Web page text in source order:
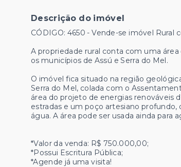
Descrição do imóvel
CÓDIGO: 4650 - Vende-se imóvel Rural
A propriedade rural conta com uma
os municípios de Assú e Serra do Mel.
O imóvel fica situado na região
Serra do Mel, colada com o
área do projeto de energias renováveis
estradas e um poço artesiano
água. A área pode ser usada ainda para
*Valor da venda: R$ 750.000,00;
*Possui Escritura Pública;
*Agende já uma visita!